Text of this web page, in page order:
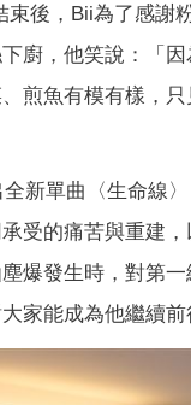
束後，Bii為了感
廚，他笑說：「
煎魚有模有樣，
新單曲〈生命線
受的痛苦與重建
爆發生時，對第
家能成為他繼續前